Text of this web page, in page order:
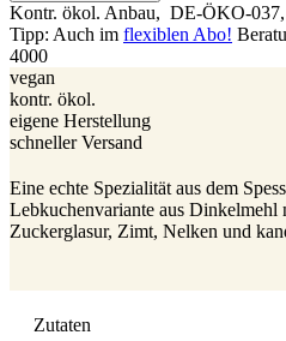
Kontr. ökol. Anbau, DE-ÖKO-037
Tipp: Auch im flexiblen Abo!
4000
vegan
kontr. ökol.
eigene Herstellung
schneller Versand
Eine echte Spezialität aus dem
Lebkuchenvariante aus Dinkelmehl
Zuckerglasur, Zimt, Nelken und
Zutaten